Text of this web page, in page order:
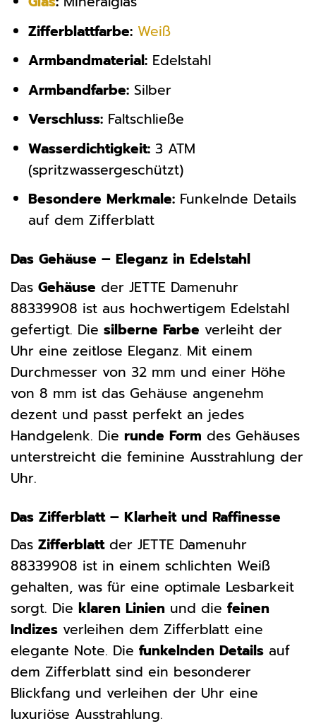
Zifferblattfarbe: Weiß
Armbandmaterial:Edelstahl
Armbandfarbe:Silber
Verschluss:Faltschließe
Wasserdichtigkeit:3 ATM
(spritzwassergeschützt)
Besondere Merkmale:Funkelnde Details
auf dem Zifferblatt
Das Gehäuse – Eleganz in Edelstahl
Das Gehäuse der JETTE Damenuhr
88339908 ist aus hochwertigem Edelstahl
gefertigt. Die silberne Farbe verleiht der
Uhr eine zeitlose Eleganz. Mit einem
Durchmesser von 32 mm und einer Höhe
von 8 mm ist das Gehäuse angenehm
dezent und passt perfekt an jedes
Handgelenk. Die runde Form des Gehäuses
unterstreicht die feminine Ausstrahlung der
Uhr.
Das Zifferblatt – Klarheit und Raffinesse
Das Zifferblattder JETTE Damenuhr
88339908 ist in einem schlichten Weiß
gehalten, was für eine optimale Lesbarkeit
sorgt. Die klaren Linien und die feinen
Indizes verleihen dem Zifferblatt eine
elegante Note. Die funkelnden Details auf
dem Zifferblatt sind ein besonderer
Blickfang und verleihen der Uhr eine
luxuriöse Ausstrahlung.